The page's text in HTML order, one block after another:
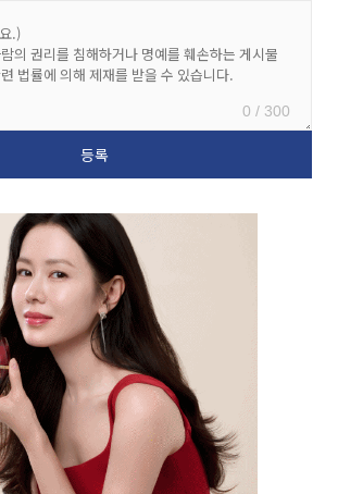
0 / 300